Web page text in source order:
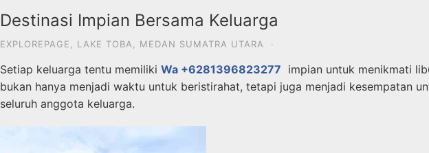
Destinasi Impian Bersama Keluarga
EXPLOREPAGE LAKE TOBA MEDAN SUMATRA UTARA ·
Setiap keluarga tentu memiliki Wa +6281396823277 impian untuk menikmati
bukan hanya menjadi waktu untuk beristirahat, tetapi juga menjadi kesempatan
seluruh anggota keluarga.